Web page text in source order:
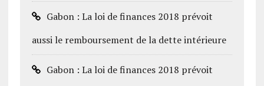
Gabon : La loi de finances 2018 prévoit
aussi le remboursement de la dette intérieure
Gabon : La loi de finances 2018 prévoit